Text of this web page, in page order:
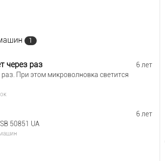
1
6 лет
через раз
При этом микроволновка светится
6 лет
50851 UA